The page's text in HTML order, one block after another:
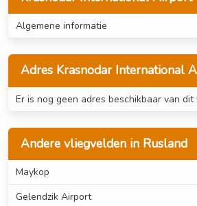
Algemene informatie
Adres Krasnodar International
Er is nog geen adres beschikbaar van dit
Andere vliegvelden in Rusland
Maykop
Gelendzik Airport